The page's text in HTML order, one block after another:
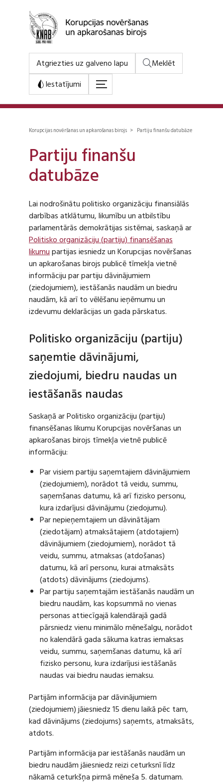
Atgriezties uz galveno lapu
Meklēt
Iestatījumi
Korupcijas novēršanas un apkarošanas birojs > Partiju finanšu datubāze
Partiju finanšu
datubāze
Lai nodrošinātu politisko organizāciju finansiālās
darbības atklātumu, likumību un atbilstību
parlamentārās demokrātijas sistēmai, saskaņā ar
Politisko organizāciju (partiju) finansēšanas
likumupartijas iesniedz un Korupcijas novēršanas
un apkarošanas birojs publicē tīmekļa vietnē
informāciju par partiju dāvinājumiem
(ziedojumiem), iestāšanās naudām un biedru
naudām, kā arī to vēlēšanu ieņēmumu un
izdevumu deklarācijas un gada pārskatus.
Politisko organizāciju (partiju)
saņemtie dāvinājumi,
ziedojumi, biedru naudas un
iestāšanās naudas
Saskaņā ar Politisko organizāciju (partiju)
finansēšanas likumu Korupcijas novēršanas un
apkarošanas birojs tīmekļa vietnē publicē
informāciju:
Par visiem partiju saņemtajiem dāvinājumiem
(ziedojumiem), norādot tā veidu, summu,
saņemšanas datumu, kā arī fizisko personu,
kura izdarījusi dāvinājumu (ziedojumu).
Par nepieņemtajiem un dāvinātājam
(ziedotājam) atmaksātajiem (atdotajiem)
dāvinājumiem (ziedojumiem), norādot tā
veidu, summu, atmaksas (atdošanas)
datumu, kā arī personu, kurai atmaksāts
(atdots) dāvinājums (ziedojums).
Par partiju saņemtajām iestāšanās naudām un
biedru naudām, kas kopsummā no vienas
personas attiecīgajā kalendārajā gadā
pārsniedz vienu minimālo mēnešalgu, norādot
no kalendārā gada sākuma katras iemaksas
veidu, summu, saņemšanas datumu, kā arī
fizisko personu, kura izdarījusi iestāšanās
naudas vai biedru naudas iemaksu.
Partijām informācija par dāvinājumiem
(ziedojumiem) jāiesniedz 15 dienu laikā pēc tam,
kad dāvinājums (ziedojums) saņemts, atmaksāts,
atdots.
Partijām informācija par iestāšanās naudām un
biedru naudām jāiesniedz reizi ceturksnī līdz
nākamā ceturkšņa pirmā mēneša 5. datumam.